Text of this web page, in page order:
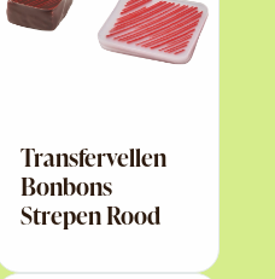
Transfervellen
Bonbons
Strepen Rood